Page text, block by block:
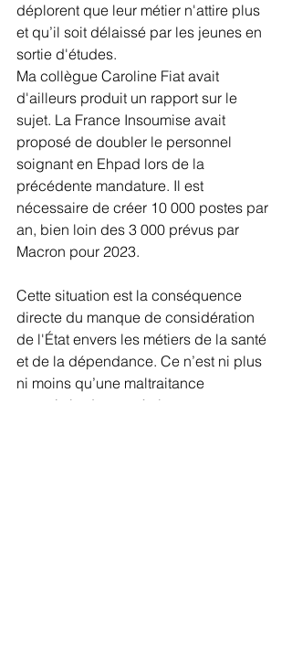
déplorent que leur métier n'attire plus
et qu’il soit délaissé par les jeunes en
sortie d'études.
Ma collègue Caroline Fiat avait
d'ailleurs produit un rapport sur le
sujet. La France Insoumise avait
proposé de doubler le personnel
soignant en Ehpad lors de la
précédente mandature. Il est
nécessaire de créer 10 000 postes par
an, bien loin des 3 000 prévus par
Macron pour 2023.
Cette situation est la conséquence
directe du manque de considération
de l'État envers les métiers de la santé
et de la dépendance. Ce n’est ni plus
ni moins qu’une maltraitance
organisée de nos aînés, pourtant